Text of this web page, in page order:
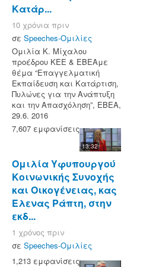
Κατάρ...
10 χρόνια πριν
σε Speeches-Ομιλίες
Ομιλία Κ. Μίχαλου
προέδρου ΚΕΕ & ΕΒΕΑμε
θέμα “Επαγγελματική
Εκπαίδευση και Κατάρτιση,
Πυλώνες για την Ανάπτυξη
και την Απασχόληση”, ΕΒΕΑ,
29.6. 2016
7,607 εμφανίσεις
13:32
Ομιλία Υφυπουργού
Κοινωνικής Συνοχής
και Οικογένειας, κας
Έλενας Ράπτη, στην
εκδ...
1 χρόνος πριν
σε Speeches-Ομιλίες
1,213 εμφανίσεις